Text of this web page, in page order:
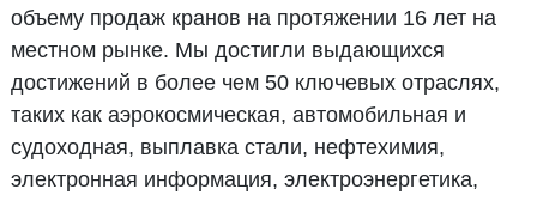
объему продаж кранов на протяжении 16 лет на
местном рынке. Мы достигли выдающихся
достижений в более чем 50 ключевых отраслях,
таких как аэрокосмическая, автомобильная и
судоходная, выплавка стали, нефтехимия,
электронная информация, электроэнергетика,